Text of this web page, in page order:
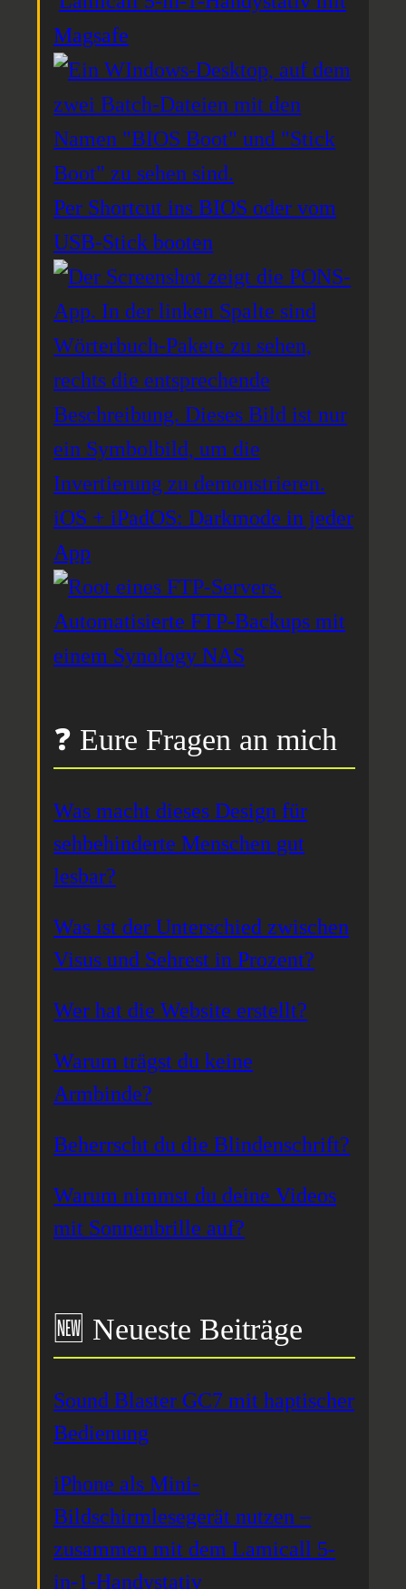
Magsafe
Per Shortcut ins BIOS oder vom
USB-Stick booten
iOS + iPadOS: Darkmode in jeder
App
Automatisierte FTP-Backups mit
einem Synology NAS
❓ Eure Fragen an mich
Was macht dieses Design für
sehbehinderte Menschen gut
lesbar?
Was ist der Unterschied zwischen
Visus und Sehrest in Prozent?
Wer hat die Website erstellt?
Warum trägst du keine
Armbinde?
Beherrscht du die Blindenschrift?
Warum nimmst du deine Videos
mit Sonnenbrille auf?
🆕 Neueste Beiträge
Sound Blaster GC7 mit haptischer
Bedienung
iPhone als Mini-
Bildschirmlesegerät nutzen –
zusammen mit dem Lamicall 5-
in-1-Handystativ